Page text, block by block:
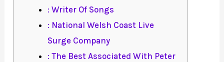
: Writer Of Songs
: National Welsh Coast Live
Surge Company
: The Best Associated With Peter